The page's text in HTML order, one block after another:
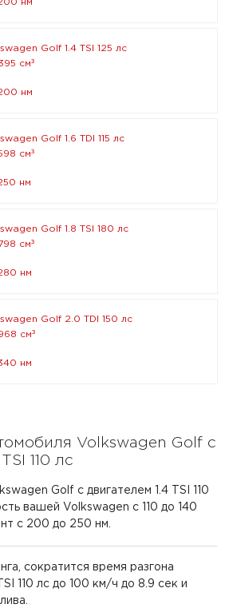
нм
Golf 1.4 TSI 125 лс
см³
нм
Golf 1.6 TDI 115 лс
см³
нм
Golf 1.8 TSI 180 лс
см³
нм
Golf 2.0 TDI 150 лс
см³
нм
Volkswagen Golf с
110 лс
Golf с двигателем 1.4 TSI 110
вашей Volkswagen с 110 до 140
с 200 до 250 нм.
сократится время разгона
110 лс до 100 км/ч до 8.9 сек и